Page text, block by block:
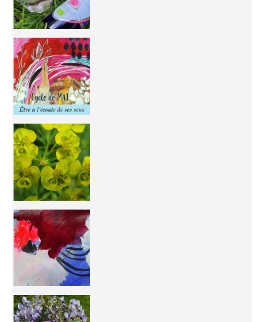
Inhabit your body and understand its
You're
50/50 OR 100/100 ? The day after Ascension, w